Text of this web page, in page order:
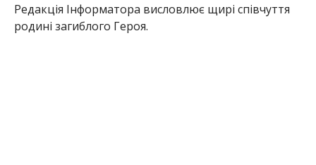
Редакція Інформатора висловлює щирі співчуття
родині загиблого Героя.